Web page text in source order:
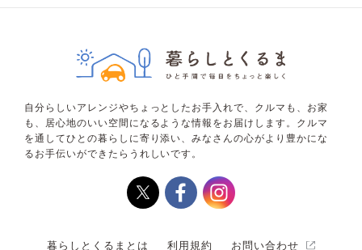
自分らしいアレンジやちょっとしたお手入れで、クルマも、お家
も、居心地のいい空間になるような情報をお届けします。クルマ
を通してひとの暮らしに寄り添い、みなさんの心がより豊かにな
るお手伝いができたらうれしいです。
暮らしとくるまとは 利用規約 お問い合わせ